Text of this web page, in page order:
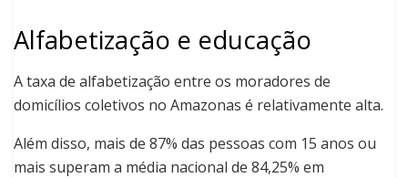
Alfabetização e educação
A taxa de alfabetização entre os moradores de
domicílios coletivos no Amazonas é relativamente alta.
Além disso, mais de 87% das pessoas com 15 anos ou
mais superam a média nacional de 84,25% em